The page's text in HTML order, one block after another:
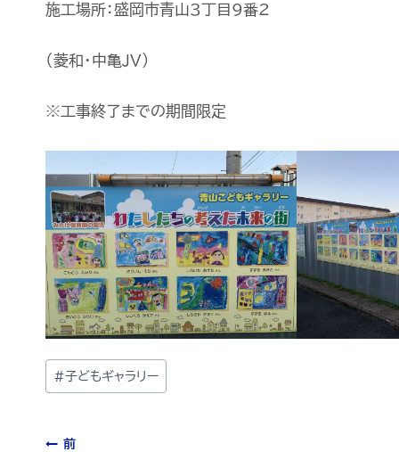
施工場所：盛岡市青山3丁目9番2
（菱和・中亀JV)
※工事終了までの期間限定
#子どもギャラリー
前